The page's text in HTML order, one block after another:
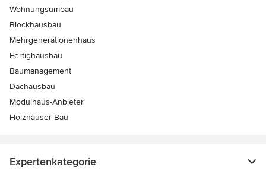
Wohnungsumbau
Blockhausbau
Mehrgenerationenhaus
Fertighausbau
Baumanagement
Dachausbau
Modulhaus-Anbieter
Holzhäuser-Bau
Expertenkategorie